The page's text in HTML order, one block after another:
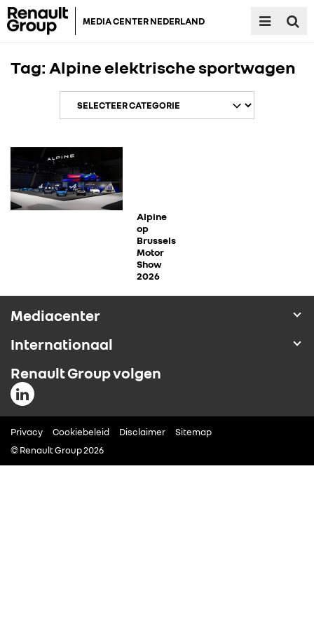
MEDIA CENTER NEDERLAND
RENAULT GROUP
RENAULT
ALPINE
FOTO’S & VIDEO’S
IN DE MEDIA
CONTACT
Tag: Alpine elektrische sportwagen
Alpine
op
Brussels
Motor
Show
2026
Mediacenter
Internationaal
Renault Group volgen
Privacy Cookiebeleid Disclaimer
Sitemap
© Renault Group 2026